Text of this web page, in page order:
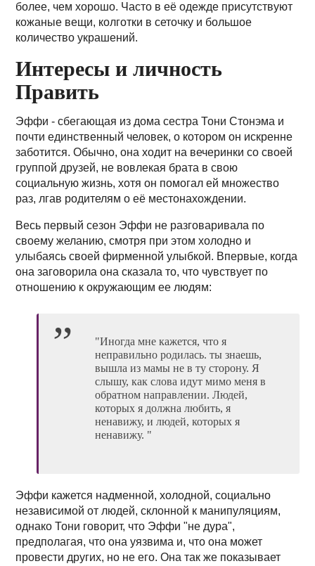
более, чем хорошо. Часто в её одежде присутствуют
кожаные вещи, колготки в сеточку и большое
количество украшений.
Интересы и личность
Править
Эффи - сбегающая из дома сестра Тони Стонэма и
почти единственный человек, о котором он искренне
заботится. Обычно, она ходит на вечеринки со своей
группой друзей, не вовлекая брата в свою
социальную жизнь, хотя он помогал ей множество
раз, лгав родителям о её местонахождении.
Весь первый сезон Эффи не разговаривала по
своему желанию, смотря при этом холодно и
улыбаясь своей фирменной улыбкой. Впервые, когда
она заговорила она сказала то, что чувствует по
отношению к окружающим ее людям:
"Иногда мне кажется, что я
неправильно родилась. ты знаешь,
вышла из мамы не в ту сторону. Я
слышу, как слова идут мимо меня в
обратном направлении. Людей,
которых я должна любить, я
ненавижу, и людей, которых я
ненавижу. "
Эффи кажется надменной, холодной, социально
независимой от людей, склонной к манипуляциям,
однако Тони говорит, что Эффи "не дура",
предполагая, что она уязвима и, что она может
провести других, но не его. Она так же показывает